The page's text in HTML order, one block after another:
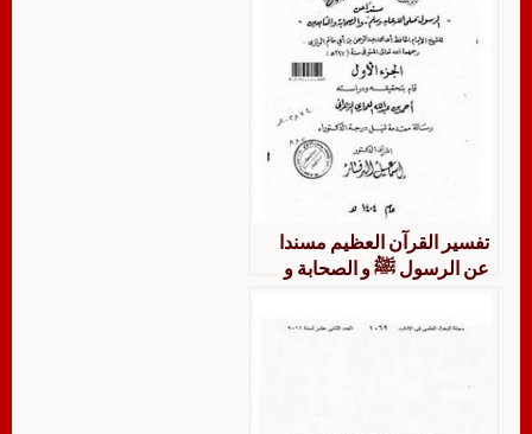
تفسير القرآن العظيم مسندا
عن الرسول ﷺ و الصحابة و
الرحمن بن أبي حاتم الرازي